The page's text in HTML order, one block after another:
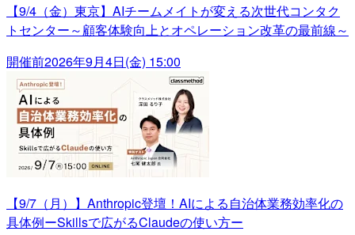
【9/4（金）東京】AIチームメイトが変える次世代コンタク
トセンター～顧客体験向上とオペレーション改革の最前線～
開催前2026年9月4日(金) 15:00
【9/7（月）】Anthropic登壇！AIによる自治体業務効率化の
具体例ーSkillsで広がるClaudeの使い方ー